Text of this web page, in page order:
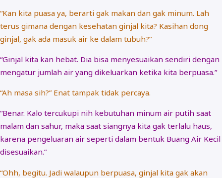
“Kan kita puasa ya, berarti gak makan dan gak minum. Lah
terus gimana dengan kesehatan ginjal kita? Kasihan dong
ginjal, gak ada masuk air ke dalam tubuh?”
“Ginjal kita kan hebat. Dia bisa menyesuaikan sendiri dengan
mengatur jumlah air yang dikeluarkan ketika kita berpuasa.”
“Ah masa sih?” Enat tampak tidak percaya.
“Benar. Kalo tercukupi nih kebutuhan minum air putih saat
malam dan sahur, maka saat siangnya kita gak terlalu haus,
karena pengeluaran air seperti dalam bentuk Buang Air Kecil
disesuaikan.”
“Ohh, begitu. Jadi walaupun berpuasa, ginjal kita gak akan